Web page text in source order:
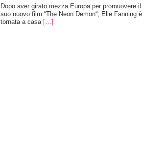
Dopo aver girato mezza Europa per promuovere il
suo nuovo film “The Neon Demon“, Elle Fanning è
tornata a casa […]